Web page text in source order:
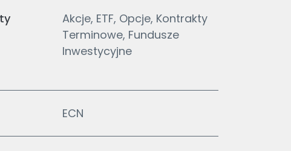
Akcje, ETF, Opcje, Kontrakty
Terminowe, Fundusze
Inwestycyjne
ECN